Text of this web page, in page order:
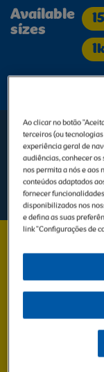
Available
sizes
NESQUIK®
NESTLÉ®. Um copo
vitamina D contribui
imunitário das
Ao clicar no botão
terceiros (ou
experiência geral de
audiências, conhecer
nos permita a nós e aos
conteúdos adaptados
fornecer
disponibilizados nos
e defina as suas
link "Configurações de